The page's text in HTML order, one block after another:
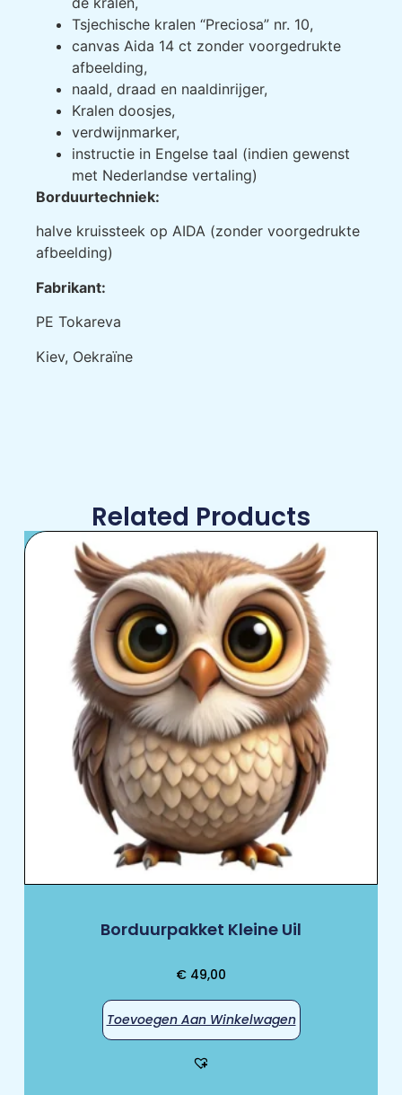
Tsjechische kralen “Preciosa” nr. 10,
canvas Aida 14 ct zonder voorgedrukte
afbeelding,
naald, draad en naaldinrijger,
Kralen doosjes,
verdwijnmarker,
instructie in Engelse taal (indien gewenst
met Nederlandse vertaling)
Borduurtechniek:
halve kruissteek op AIDA (zonder voorgedrukte
afbeelding)
Fabrikant:
РE Tokareva
Kiev, Oekraïne
Related Products
Borduurpakket Kleine Uil
€ 49,00
Toevoegen Aan Winkelwagen